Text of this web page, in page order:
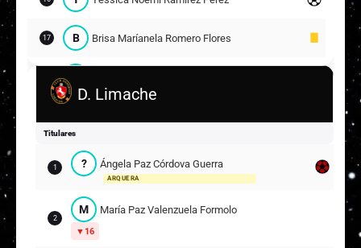
17 B Brisa Maríanela Romero Flores
A Alaniss Belén Urrutia Herrera
12 ? Ángela Belén Vásquez Marincovich
D. Limache
Titulares
1 ? Ángela Paz Córdova Guerra
ARQUERA
2
M María Paz Valenzuela Formolo
16